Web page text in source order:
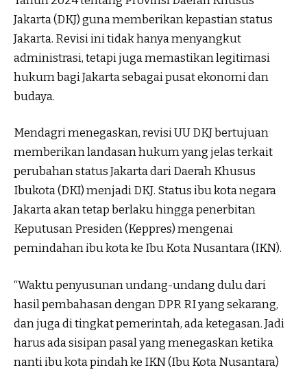
Jakarta (DKJ) guna memberikan kepastian status
Jakarta. Revisi ini tidak hanya menyangkut
administrasi, tetapi juga memastikan legitimasi
hukum bagi Jakarta sebagai pusat ekonomi dan
budaya.
Mendagri menegaskan, revisi UU DKJ bertujuan
memberikan landasan hukum yang jelas terkait
perubahan status Jakarta dari Daerah Khusus
Ibukota (DKI) menjadi DKJ. Status ibu kota negara
Jakarta akan tetap berlaku hingga penerbitan
Keputusan Presiden (Keppres) mengenai
pemindahan ibu kota ke Ibu Kota Nusantara (IKN).
“Waktu penyusunan undang-undang dulu dari
hasil pembahasan dengan DPR RI yang sekarang,
dan juga di tingkat pemerintah, ada ketegasan. Jadi
harus ada sisipan pasal yang menegaskan ketika
nanti ibu kota pindah ke IKN (Ibu Kota Nusantara)